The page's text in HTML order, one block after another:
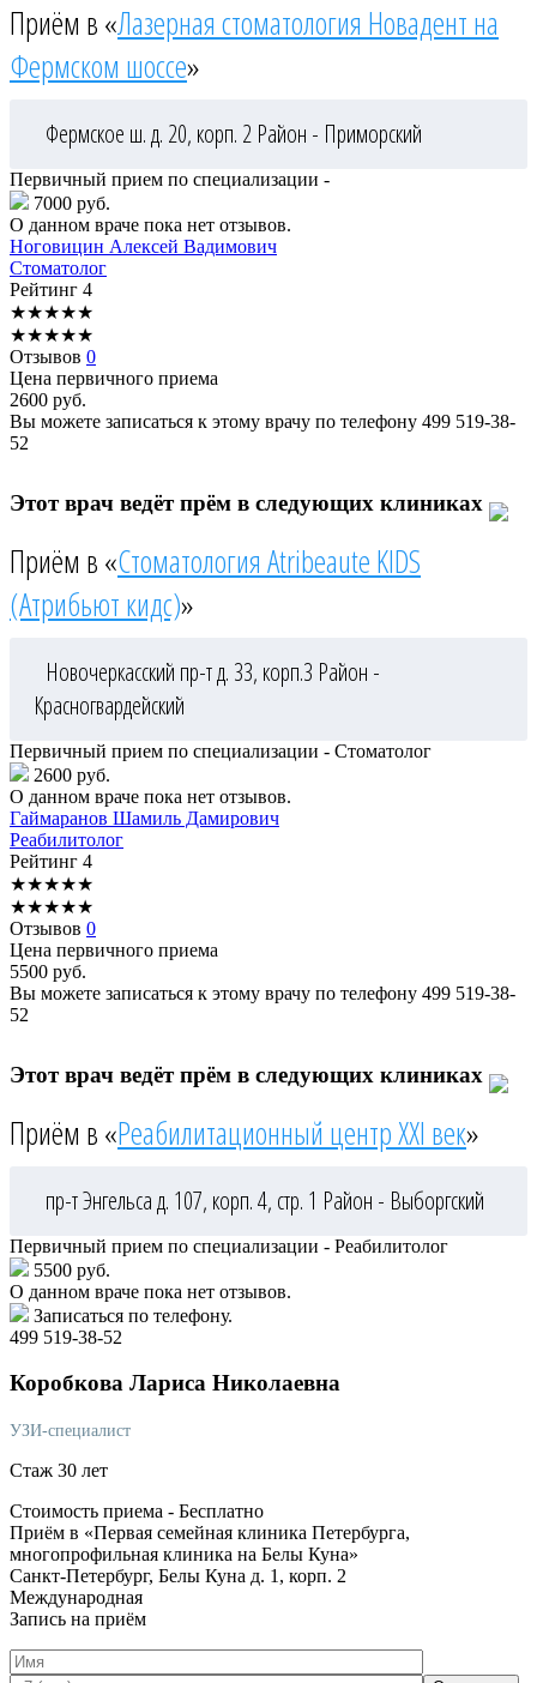
Приём в «Лазерная стоматология Новадент на
Фермском шоссе»
Фермское ш. д. 20, корп. 2 Район - Приморский
Первичный прием по специализации -
7000 руб.
О данном враче пока нет отзывов.
Ноговицин Алексей Вадимович
Стоматолог
Рейтинг 4
★★★★★
★★★★★
Отзывов 0
Цена первичного приема
2600 руб.
Вы можете записаться к этому врачу по телефону 499 519-38-
52
Этот врач ведёт прём в следующих клиниках
Приём в «Стоматология Atribeaute KIDS
(Атрибьют кидс)»
Новочеркасский пр-т д. 33, корп.3 Район -
Красногвардейский
Первичный прием по специализации - Стоматолог
2600 руб.
О данном враче пока нет отзывов.
Гаймаранов Шамиль Дамирович
Реабилитолог
Рейтинг 4
★★★★★
★★★★★
Отзывов 0
Цена первичного приема
5500 руб.
Вы можете записаться к этому врачу по телефону 499 519-38-
52
Этот врач ведёт прём в следующих клиниках
Приём в «Реабилитационный центр XXI век»
пр-т Энгельса д. 107, корп. 4, стр. 1 Район - Выборгский
Первичный прием по специализации - Реабилитолог
5500 руб.
О данном враче пока нет отзывов.
Записаться по телефону.
499 519-38-52
Коробкова Лариса Николаевна
УЗИ-специалист
Стаж 30 лет
Стоимость приема - Бесплатно
Приём в «Первая семейная клиника Петербурга,
многопрофильная клиника на Белы Куна»
Санкт-Петербург, Белы Куна д. 1, корп. 2
Международная
Запись на приём